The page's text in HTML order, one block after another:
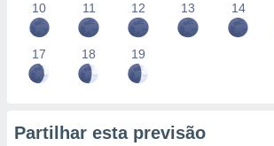
10 11 12 13 14
17 18 19
Partilhar esta previsão